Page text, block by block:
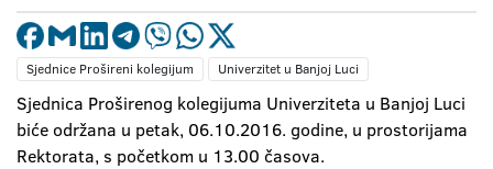
Sjednice Prošireni kolegijum Univerzitet u Banjoj Luci
Sjednica Proširenog kolegijuma Univerziteta u Banjoj Luci
biće održana u petak, 06.10.2016. godine, u prostorijama
Rektorata, s početkom u 13.00 časova.